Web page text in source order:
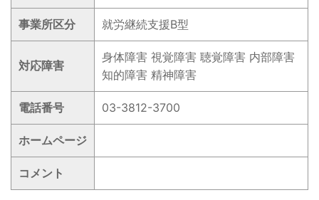
事業所区分 就労継続支援B型
対応障害
身体障害 視覚障害 聴覚障害 内部障害
知的障害 精神障害
電話番号 03-3812-3700
ホームページ
コメント